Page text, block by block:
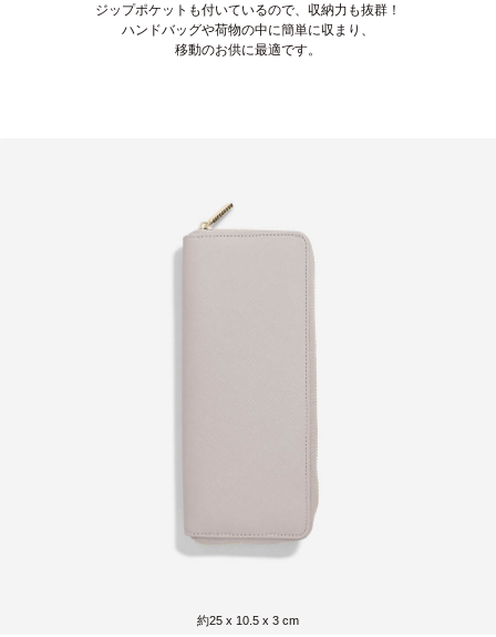
ジップポケットも付いているので、収納力も抜群！
ハンドバッグや荷物の中に簡単に収まり、
移動のお供に最適です。
約25 x 10.5 x 3 cm